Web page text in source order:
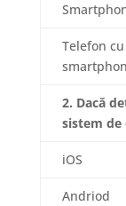
Telefon
2. Dacă
sistem de
iOS
Andriod